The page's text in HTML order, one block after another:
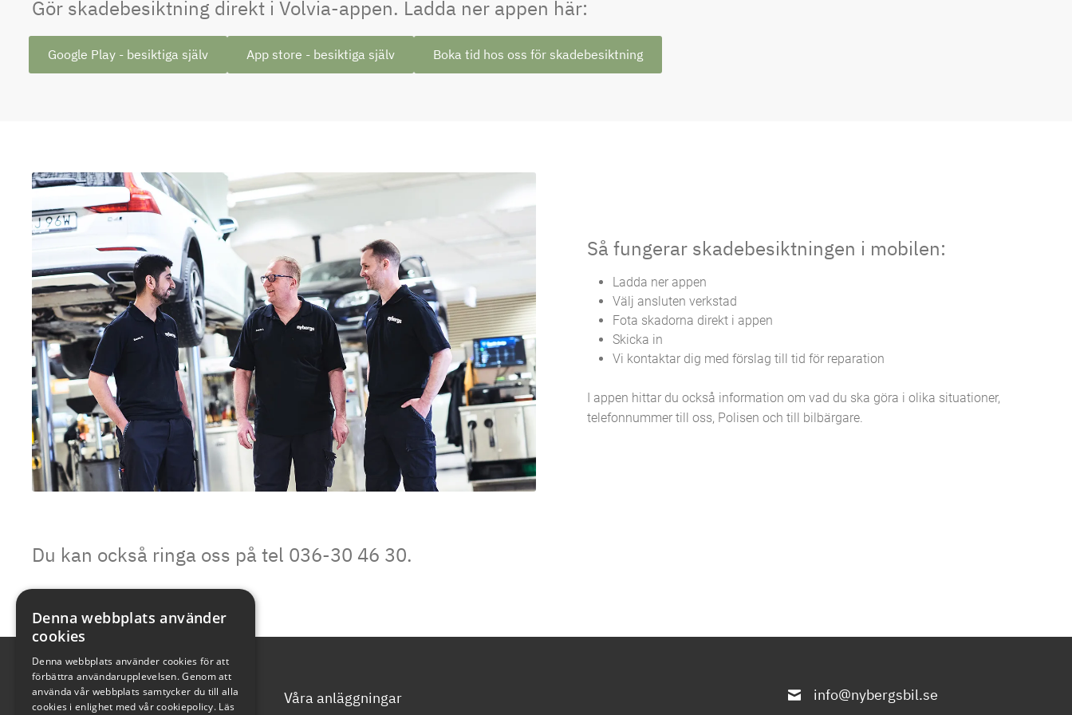
Gör skadebesiktning direkt i Volvia-appen. Ladda ner appen här:
Google Play - besiktiga själv App store - besiktiga själv Boka tid hos oss för skadebesiktning
Så fungerar skadebesiktningen i mobilen:
Ladda ner appen
Välj ansluten verkstad
Fota skadorna direkt i appen
Skicka in
Vi kontaktar dig med förslag till tid för reparation
I appen hittar du också information om vad du ska göra i olika situationer,
telefonnummer till oss, Polisen och till bilbärgare.
Du kan också ringa oss på tel 036-30 46 30.
Våra tjänster Våra anläggningar info@nybergsbil.se
Denna webbplats använder
cookies
Denna webbplats använder cookies för att
förbättra användarupplevelsen. Genom att
använda vår webbplats samtycker du till alla
cookies i enlighet med vår cookiepolicy. Läs